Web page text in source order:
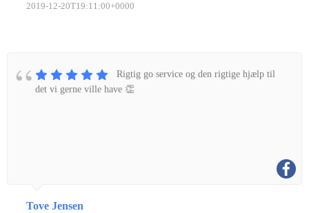
2019-12-20T19:11:00+0000
Rigtig go service og den rigtige hjælp til
det vi gerne ville have 👏
Tove Jensen